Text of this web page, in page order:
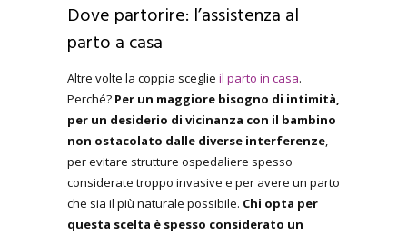
Dove partorire: l’assistenza al
parto a casa
Altre volte la coppia sceglie il parto in casa.
Perché? Per un maggiore bisogno di intimità,
per un desiderio di vicinanza con il bambino
non ostacolato dalle diverse interferenze
per evitare strutture ospedaliere spesso
considerate troppo invasive e per avere un parto
che sia il più naturale possibile. Chi opta per
questa scelta è spesso considerato un